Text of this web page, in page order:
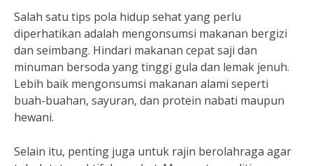
Salah satu tips pola hidup sehat yang perlu
diperhatikan adalah mengonsumsi makanan bergizi
dan seimbang. Hindari makanan cepat saji dan
minuman bersoda yang tinggi gula dan lemak jenuh.
Lebih baik mengonsumsi makanan alami seperti
buah-buahan, sayuran, dan protein nabati maupun
hewani.
Selain itu, penting juga untuk rajin berolahraga agar